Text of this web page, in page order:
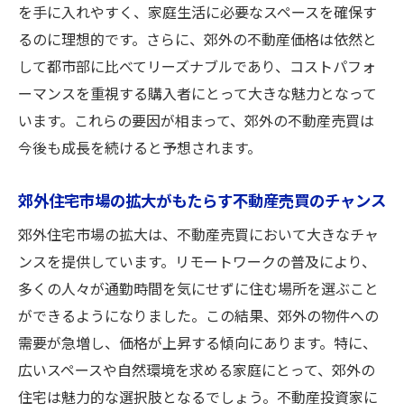
を手に入れやすく、家庭生活に必要なスペースを確保す
るのに理想的です。さらに、郊外の不動産価格は依然と
して都市部に比べてリーズナブルであり、コストパフォ
ーマンスを重視する購入者にとって大きな魅力となって
います。これらの要因が相まって、郊外の不動産売買は
今後も成長を続けると予想されます。
郊外住宅市場の拡大がもたらす不動産売買のチャンス
郊外住宅市場の拡大は、不動産売買において大きなチャ
ンスを提供しています。リモートワークの普及により、
多くの人々が通勤時間を気にせずに住む場所を選ぶこと
ができるようになりました。この結果、郊外の物件への
需要が急増し、価格が上昇する傾向にあります。特に、
広いスペースや自然環境を求める家庭にとって、郊外の
住宅は魅力的な選択肢となるでしょう。不動産投資家に